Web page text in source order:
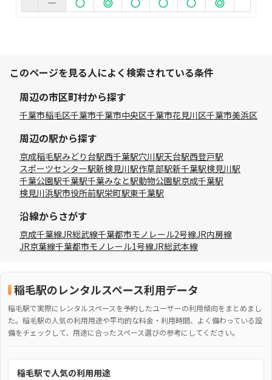
このページを見る人によく検索されている条件
周辺の市区町村から探す
千葉市稲毛区千葉市千葉市中央区千葉市花見川区千葉市美浜区
周辺の駅から探す
京成稲毛駅みどり台駅西千葉駅穴川駅天台駅西登戸駅
スポーツセンター駅新検見川駅作草部駅新千葉駅検見川駅
千葉公園駅千葉駅千葉みなと駅動物公園駅京成千葉駅
検見川浜駅市役所前駅栄町駅東千葉駅
沿線からさがす
京成千葉線JR総武線千葉都市モノレール2号線JR内房線
JR京葉線千葉都市モノレール1号線JR総武本線
稲毛駅のレンタルスペース利用データ
稲毛駅で実際にレンタルスペースを予約したユーザーの利用傾向をまとめまし
た。稲毛駅の人気の利用用途や平均的な料金・利用時間、よく備わっている設
備をチェックして、用途に合ったスペース選びの参考にしてください。
稲毛駅で人気の利用用途